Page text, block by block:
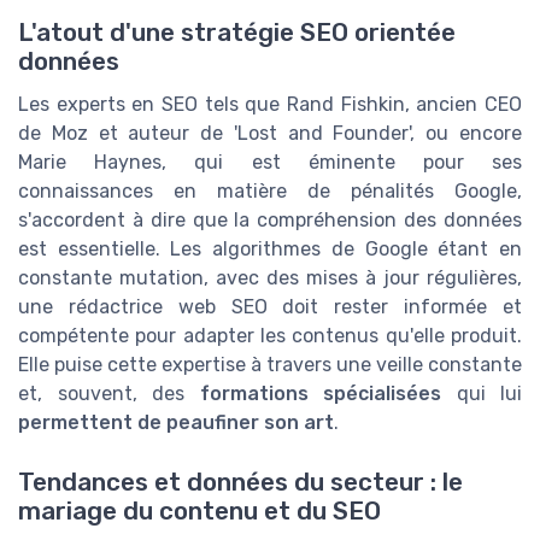
L'atout d'une stratégie SEO orientée
données
Les experts en SEO tels que Rand Fishkin, ancien CEO
de Moz et auteur de 'Lost and Founder', ou encore
Marie Haynes, qui est éminente pour ses
connaissances en matière de pénalités Google,
s'accordent à dire que la compréhension des données
est essentielle. Les algorithmes de Google étant en
constante mutation, avec des mises à jour régulières,
une rédactrice web SEO doit rester informée et
compétente pour adapter les contenus qu'elle produit.
Elle puise cette expertise à travers une veille constante
et, souvent, des formations spécialisées qui lui
permettent de peaufiner son art.
Tendances et données du secteur : le
mariage du contenu et du SEO